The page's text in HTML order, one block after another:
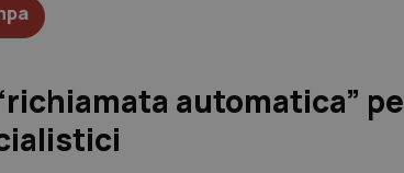
automatica”